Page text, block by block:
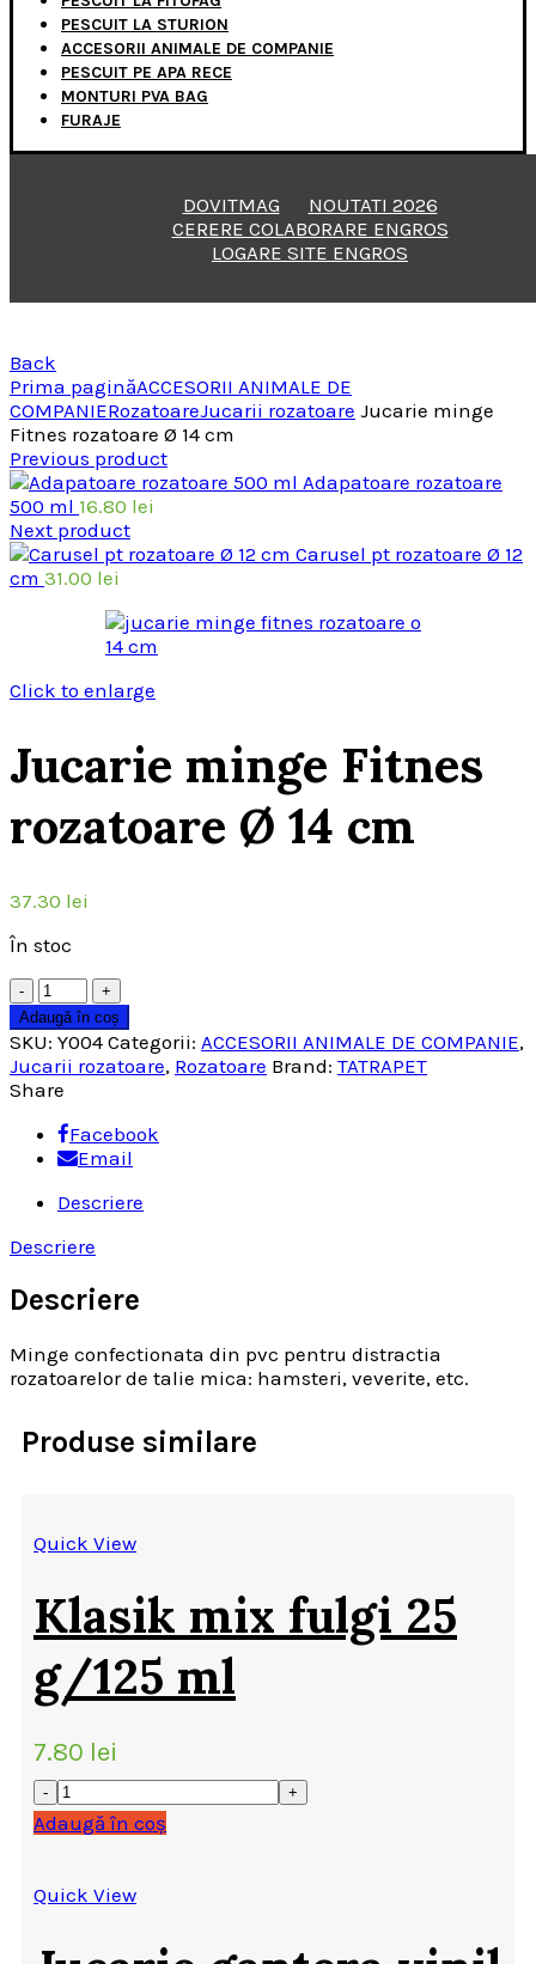
PESCUIT LA STURION
ACCESORII ANIMALE DE COMPANIE
PESCUIT PE APA RECE
MONTURI PVA BAG
FURAJE
DOVITMAG
NOUTATI 2026
CERERE COLABORARE ENGROS
LOGARE SITE ENGROS
Back
Prima paginăACCESORII ANIMALE DE
COMPANIERozatoareJucarii rozatoare Jucarie minge
Fitnes rozatoare Ø 14 cm
Previous product
Adapatoare rozatoare
500 ml 16.80 lei
Next product
Carusel pt rozatoare Ø 12
cm 31.00 lei
Click to enlarge
Jucarie minge Fitnes
rozatoare Ø 14 cm
37.30 lei
În stoc
Cantitate
Adaugă în coș
SKU: Y004 Categorii: ACCESORII ANIMALE DE COMPANIE,
Jucarii rozatoare, Rozatoare Brand: TATRAPET
Share
Facebook
Email
Descriere
Descriere
Descriere
Minge confectionata din pvc pentru distractia
rozatoarelor de talie mica: hamsteri, veverite, etc.
Produse similare
Quick View
Klasik mix fulgi 25
g/125 ml
7.80 lei
Adaugă în coș
Quick View